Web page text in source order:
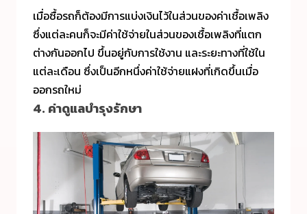
เมื่อซื้อรถก็ต้องมีการแบ่งเงินไว้ในส่วนของค่าเชื้อเพลิง
ซึ่งแต่ละคนก็จะมีค่าใช้จ่ายในส่วนของเชื้อเพลิงที่แตก
ต่างกันออกไป ขึ้นอยู่กับการใช้งาน และระยะทางที่ใช้ใน
แต่ละเดือน ซึ่งเป็นอีกหนึ่งค่าใช้จ่ายแฝงที่เกิดขึ้นเมื่อ
ออกรถใหม่
4. ค่าดูแลบำรุงรักษา